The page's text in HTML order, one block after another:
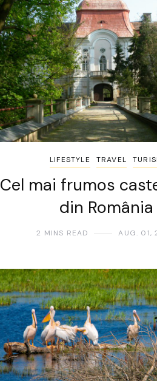
LIFESTYLE TRAVEL
Cel mai frumos
din România
2 MINS READ AUG. 01,